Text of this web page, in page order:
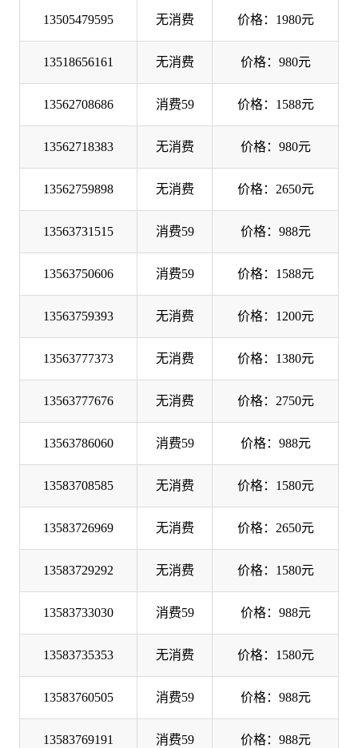
13505479595 无消费 价格：1980元
13518656161 无消费 价格：980元
13562708686 消费59 价格：1588元
13562718383 无消费 价格：980元
13562759898 无消费 价格：2650元
13563731515 消费59 价格：988元
13563750606 消费59 价格：1588元
13563759393 无消费 价格：1200元
13563777373 无消费 价格：1380元
13563777676 无消费 价格：2750元
13563786060 消费59 价格：988元
13583708585 无消费 价格：1580元
13583726969 无消费 价格：2650元
13583729292 无消费 价格：1580元
13583733030 消费59 价格：988元
13583735353 无消费 价格：1580元
13583760505 消费59 价格：988元
13583769191 消费59 价格：988元